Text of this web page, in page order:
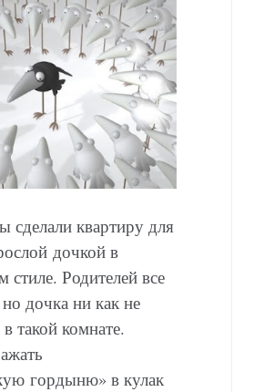
квартиру для
дочкой в
стиле. Родителей все
дочка ни как не
такой комнате.
гордыню» в кулак